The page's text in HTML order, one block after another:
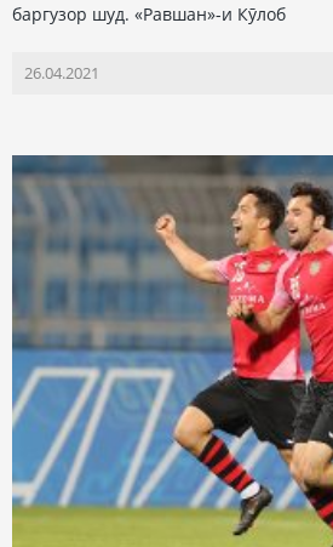
баргузор шуд. «Равшан»-и Кӯлоб
26.04.2021